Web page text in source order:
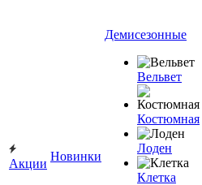
Акции
Новинки
Демисезонные
Вельвет
Костюмная
Лоден
Клетка